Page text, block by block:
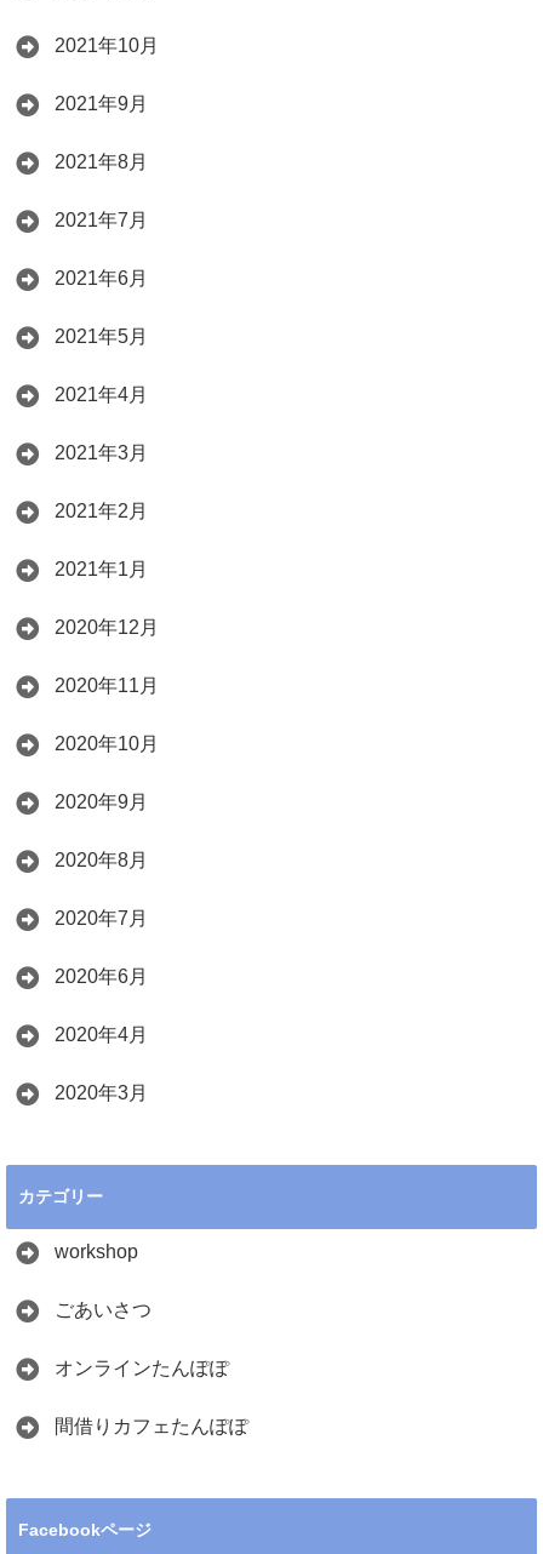
2021年10月
2021年9月
2021年8月
2021年7月
2021年6月
2021年5月
2021年4月
2021年3月
2021年2月
2021年1月
2020年12月
2020年11月
2020年10月
2020年9月
2020年8月
2020年7月
2020年6月
2020年4月
2020年3月
カテゴリー
workshop
ごあいさつ
オンラインたんぽぽ
間借りカフェたんぽぽ
Facebookページ